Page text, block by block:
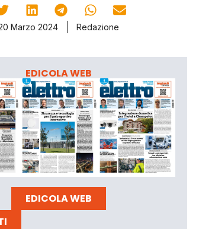
Marzo 2024
Redazione
EDICOLA WEB
EDICOLA WEB